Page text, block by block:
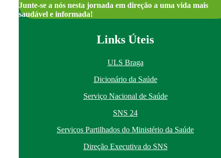
Junte-se a nós nesta jornada em direção a uma vida mais
saudável e informada!
Links Úteis
ULS Braga
Dicionário da Saúde
Serviço Nacional de Saúde
SNS 24
Serviços Partilhados do Ministério da Saúde
Direção Executiva do SNS